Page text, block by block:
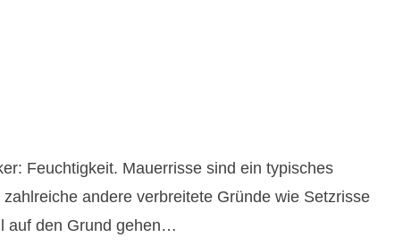
Feuchtigkeit. Mauerrisse sind ein typisches
andere verbreitete Gründe wie Setzrisse
auf den Grund gehen…